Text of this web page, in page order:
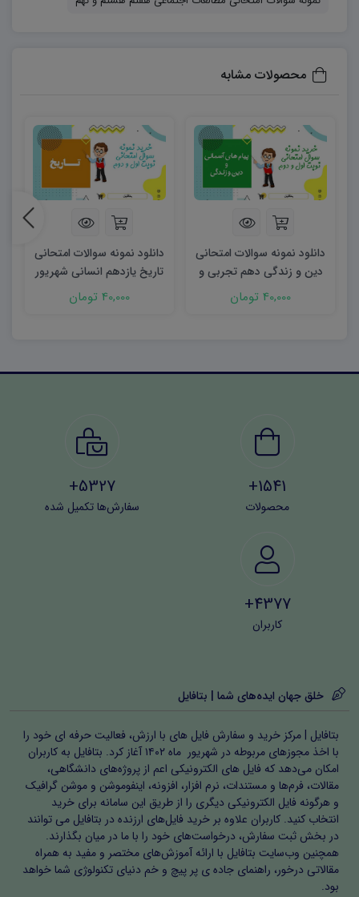
محصولات مشابه
دانلود نمونه سوالات امتحانی
دین و زندگی دهم تجربی و
ریاضی شهریور ۱۴۰۳ word
40,000 تومان
دانلود نمونه سوالات امتحانی
تاریخ یازدهم انسانی شهریور
۱۴۰۳ word
40,000 تومان
1541+
محصولات
5327+
سفارش‌ها تکمیل شده
4377+
کاربران
خلق جهان ایده‌های شما | بتافایل
بتافایل | مرکز خرید و سفارش فایل های با ارزش، فعالیت حرفه ای خود را
با اخذ مجوزهای مربوطه در شهریور ماه ۱۴۰۲ آغاز کرد. بتافایل به کاربران
امکان می‌دهد که فایل های الکترونیکی اعم از پروژه‌های دانشگاهی،
مقالات، فرم‌ها و مستندات، نرم افزار، افزونه، اینفوموشن و موشن گرافیک
و هرگونه فایل الکترونیکی دیگری را از طریق این سامانه برای خرید
انتخاب کنید. کاربران علاوه بر خرید فایل‌های ارزنده در بتافایل می توانند
در بخش ثبت سفارش، درخواست‌های خود را با ما در میان بگذارند.
همچنین وب‌سایت بتافایل با ارائه آموزش‌های مختصر و مفید به همراه
مقالاتی درخور، راهنمای جاده ی پر پیچ و خم دنیای تکنولوژی شما خواهد
بود.